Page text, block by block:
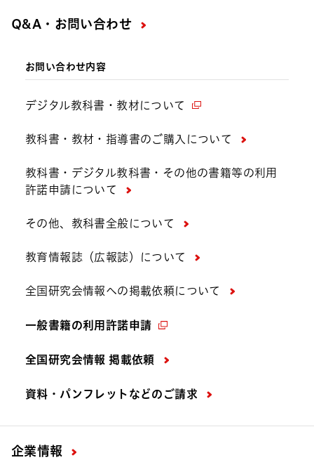
Q&A・お問い合わせ
お問い合わせ内容
デジタル教科書・教材について
教科書・教材・指導書のご購入について
教科書・デジタル教科書・その他の書籍等の利用
許諾申請について
その他、教科書全般について
教育情報誌（広報誌）について
全国研究会情報への掲載依頼について
一般書籍の利用許諾申請
全国研究会情報 掲載依頼
資料・パンフレットなどの ご請求
企業情報